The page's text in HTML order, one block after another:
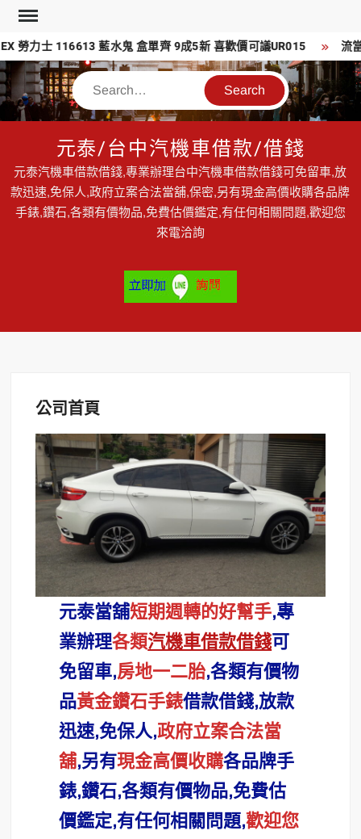
Skip
content
力士 116613 藍水鬼 盒單齊 9成5新 喜歡價可議UR015 流當機
Search
元泰/台中汽機車借款/借錢
元泰汽機車借款借錢,專業辦理台中汽機車借款借錢可免留車,放
款迅速,免保人,政府立案合法當舖,保密,另有現金高價收購各品牌
手錶,鑽石,各類有價物品,免費估價鑑定,有任何相關問題,歡迎您
來電洽詢
公司首頁
元泰當舖短期週轉的好幫手,專
業辦理各類汽機車借款借錢可
免留車,房地一二胎,各類有價物
品黃金鑽石手錶借款借錢,放款
迅速,免保人,政府立案合法當
舖,另有現金高價收購各品牌手
錶,鑽石,各類有價物品,免費估
價鑑定,有任何相關問題,歡迎您